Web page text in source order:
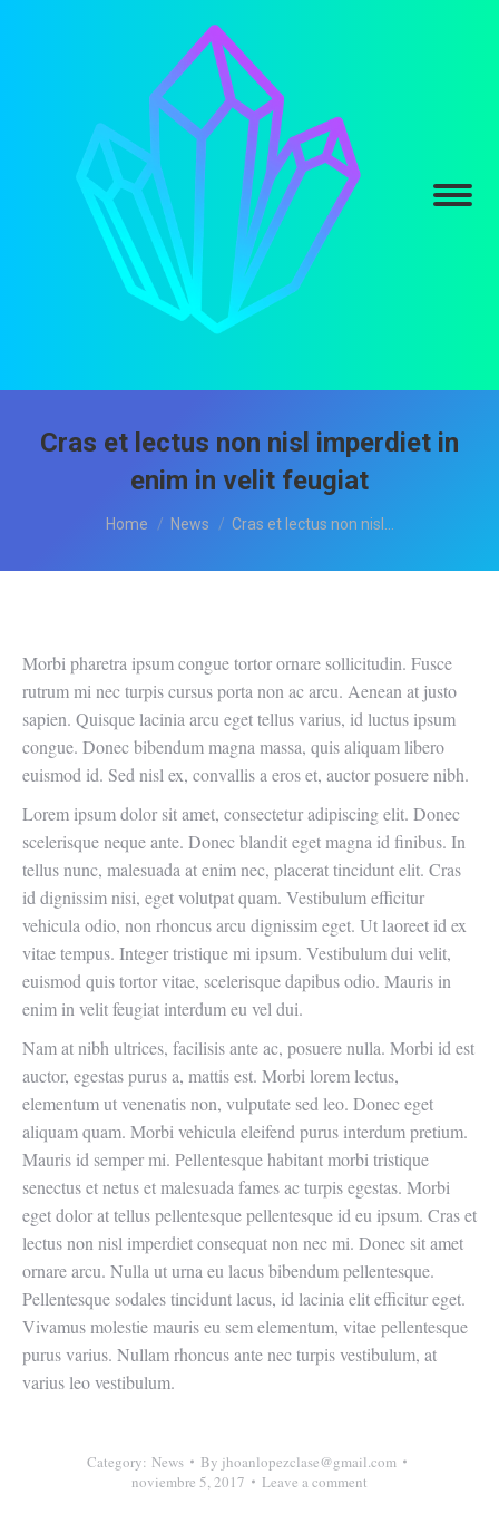
Cras et lectus non nisl imperdiet in
enim in velit feugiat
You are here:
Home News Cras et lectus non nisl…
Morbi pharetra ipsum congue tortor ornare sollicitudin. Fusce
rutrum mi nec turpis cursus porta non ac arcu. Aenean at justo
sapien. Quisque lacinia arcu eget tellus varius, id luctus ipsum
congue. Donec bibendum magna massa, quis aliquam libero
euismod id. Sed nisl ex, convallis a eros et, auctor posuere nibh.
Lorem ipsum dolor sit amet, consectetur adipiscing elit. Donec
scelerisque neque ante. Donec blandit eget magna id finibus. In
tellus nunc, malesuada at enim nec, placerat tincidunt elit. Cras
id dignissim nisi, eget volutpat quam. Vestibulum efficitur
vehicula odio, non rhoncus arcu dignissim eget. Ut laoreet id ex
vitae tempus. Integer tristique mi ipsum. Vestibulum dui velit,
euismod quis tortor vitae, scelerisque dapibus odio. Mauris in
enim in velit feugiat interdum eu vel dui.
Nam at nibh ultrices, facilisis ante ac, posuere nulla. Morbi id est
auctor, egestas purus a, mattis est. Morbi lorem lectus,
elementum ut venenatis non, vulputate sed leo. Donec eget
aliquam quam. Morbi vehicula eleifend purus interdum pretium.
Mauris id semper mi. Pellentesque habitant morbi tristique
senectus et netus et malesuada fames ac turpis egestas. Morbi
eget dolor at tellus pellentesque pellentesque id eu ipsum. Cras et
lectus non nisl imperdiet consequat non nec mi. Donec sit amet
ornare arcu. Nulla ut urna eu lacus bibendum pellentesque.
Pellentesque sodales tincidunt lacus, id lacinia elit efficitur eget.
Vivamus molestie mauris eu sem elementum, vitae pellentesque
purus varius. Nullam rhoncus ante nec turpis vestibulum, at
varius leo vestibulum.
Category: News By jhoanlopezclase@gmail.com
noviembre 5, 2017
Leave a comment